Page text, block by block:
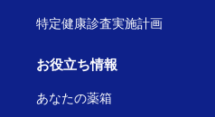
特定健康診査実施計画
お役立ち情報
あなたの薬箱